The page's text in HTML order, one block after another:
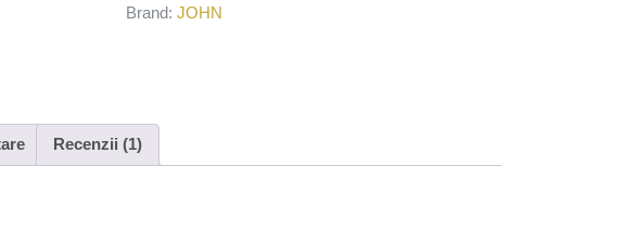
Brand:JOHN
Recenzii (1)